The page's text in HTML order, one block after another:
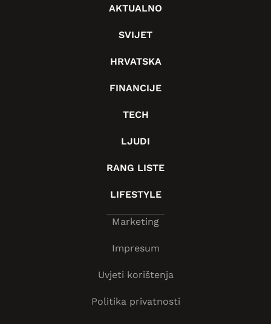
AKTUALNO
SVIJET
HRVATSKA
FINANCIJE
TECH
LJUDI
RANG LISTE
LIFESTYLE
Marketing
Impresum
Uvjeti korištenja
Politika privatnosti